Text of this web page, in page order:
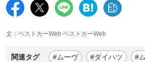
文：ベストカーWeb ベストカーWeb
関連タグ #ムーヴ #ダイハツ #